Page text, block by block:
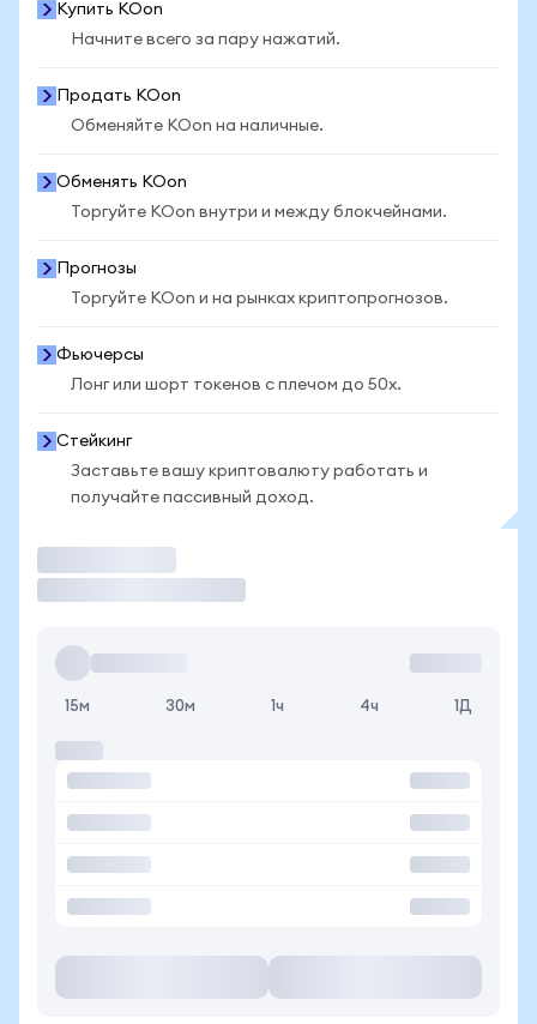
Купить KOon
Начните всего за пару нажатий.
Продать KOon
Обменяйте KOon на наличные.
Обменять KOon
Торгуйте KOon внутри и между блокчейнами.
Прогнозы
Торгуйте KOon и на рынках криптопрогнозов.
Фьючерсы
Лонг или шорт токенов с плечом до 50x.
Стейкинг
Заставьте вашу криптовалюту работать и
получайте пассивный доход.
15м 30м 1ч 4ч 1Д